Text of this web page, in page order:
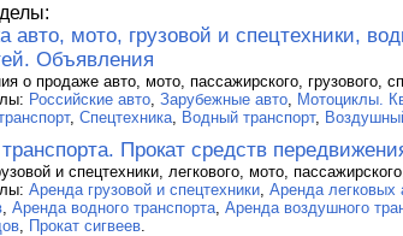
авто, мото, грузовой и спецтехники,
Объявления
о продаже авто, мото, пассажирского, грузового,
Российские авто Зарубежные авто Мотоциклы.
, Спецтехника Водный транспорт,
Прокат средств
и спецтехники, легкового, мото,
Аренда грузовой и спецтехники Аренда легковых
Аренда водного транспорта Аренда воздушного
Прокат сигвеев